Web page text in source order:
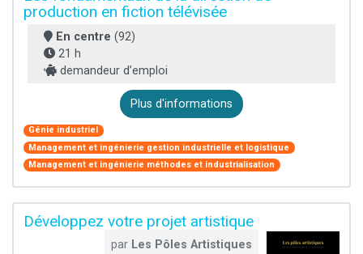
production en fiction télévisée
En centre (92)
21 h
demandeur d’emploi
Plus d'informations
Génie industriel
Management et ingénierie gestion industrielle et logistique
Management et ingénierie méthodes et industrialisation
Développez votre projet artistique
par Les Pôles Artistiques